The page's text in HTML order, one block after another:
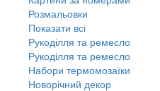
Розмальовки
Показати всі
Рукоділля та ремесло
Рукоділля та ремесло
Набори термомозаїки
Новорічний декор